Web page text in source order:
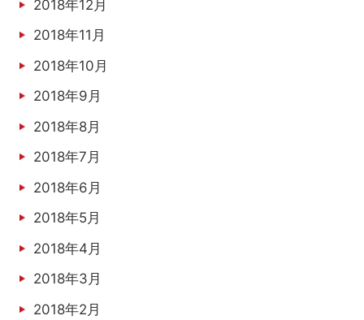
2018年12月
2018年11月
2018年10月
2018年9月
2018年8月
2018年7月
2018年6月
2018年5月
2018年4月
2018年3月
2018年2月